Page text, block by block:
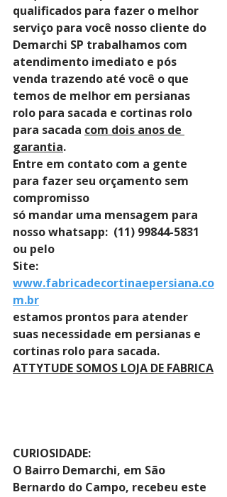
qualificados para fazer o melhor
serviço para você nosso cliente do
Demarchi SP trabalhamos com
atendimento imediato e pós
venda trazendo até você o que
temos de melhor em persianas
rolo para sacada e cortinas rolo
para sacada com dois anos de
garantia.
Entre em contato com a gente
para fazer seu orçamento sem
compromisso
só mandar uma mensagem para
nosso whatsapp:  (11) 99844-5831
ou pelo
Site:
www.fabricadecortinaepersiana.co
m.br
estamos prontos para atender
suas necessidade em persianas e
cortinas rolo para sacada.
ATTYTUDE SOMOS LOJA DE FABRICA
CURIOSIDADE:
O Bairro Demarchi, em São
Bernardo do Campo, recebeu este